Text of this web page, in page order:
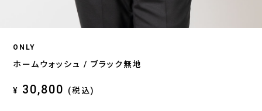
ONLY
ホームウォッシュ / ブラック無地
¥ 30,800 (税込)